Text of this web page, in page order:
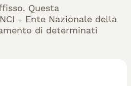
Questa
- Ente Nazionale della
di determinati